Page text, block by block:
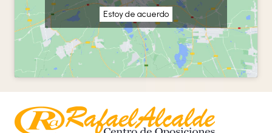
Estoy de acuerdo